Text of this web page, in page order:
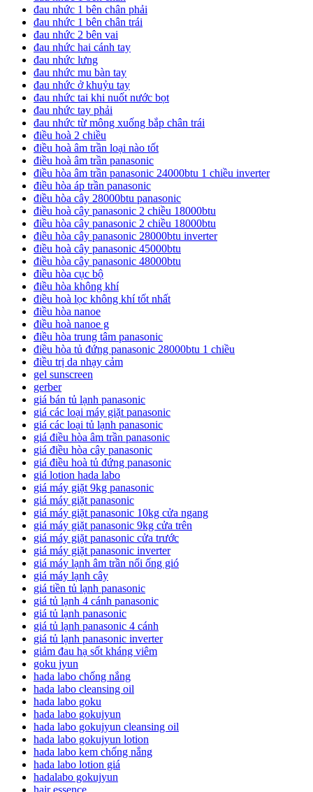
đau nhức 1 bên chân phải
đau nhức 1 bên chân trái
đau nhức 2 bên vai
đau nhức hai cánh tay
đau nhức lưng
đau nhức mu bàn tay
đau nhức ở khuỷu tay
đau nhức tai khi nuốt nước bọt
đau nhức tay phải
đau nhức từ mông xuống bắp chân trái
điều hoà 2 chiều
điều hoà âm trần loại nào tốt
điều hoà âm trần panasonic
điều hòa âm trần panasonic 24000btu 1 chiều inverter
điều hòa áp trần panasonic
điều hòa cây 28000btu panasonic
điều hoà cây panasonic 2 chiều 18000btu
điều hòa cây panasonic 2 chiều 18000btu
điều hòa cây panasonic 28000btu inverter
điều hoà cây panasonic 45000btu
điều hòa cây panasonic 48000btu
điều hòa cục bộ
điều hòa không khí
điều hoà lọc không khí tốt nhất
điều hòa nanoe
điều hoà nanoe g
điều hòa trung tâm panasonic
điều hòa tủ đứng panasonic 28000btu 1 chiều
điều trị da nhạy cảm
gel sunscreen
gerber
giá bán tủ lạnh panasonic
giá các loại máy giặt panasonic
giá các loại tủ lạnh panasonic
giá điều hòa âm trần panasonic
giá điều hòa cây panasonic
giá điều hoà tủ đứng panasonic
giá lotion hada labo
giá máy giặt 9kg panasonic
giá máy giặt panasonic
giá máy giặt panasonic 10kg cửa ngang
giá máy giặt panasonic 9kg cửa trên
giá máy giặt panasonic cửa trước
giá máy giặt panasonic inverter
giá máy lạnh âm trần nối ống gió
giá máy lạnh cây
giá tiền tủ lạnh panasonic
giá tủ lạnh 4 cánh panasonic
giá tủ lạnh panasonic
giá tủ lạnh panasonic 4 cánh
giá tủ lạnh panasonic inverter
giảm đau hạ sốt kháng viêm
goku jyun
hada labo chống nắng
hada labo cleansing oil
hada labo goku
hada labo gokujyun
hada labo gokujyun cleansing oil
hada labo gokujyun lotion
hada labo kem chống nắng
hada labo lotion giá
hadalabo gokujyun
hair essence